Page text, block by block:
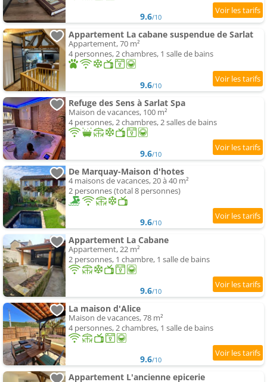
9.6/10
Appartement La cabane suspendue de Sarlat
Appartement, 70 m²
4 personnes, 2 chambres, 1 salle de bains
9.6/10
Refuge des Sens à Sarlat Spa
Maison de vacances, 100 m²
4 personnes, 2 chambres, 2 salles de bains
9.6/10
De Marquay-Maison d'hotes
4 maisons de vacances, 20 à 40 m²
2 personnes (total 8 personnes)
9.6/10
Appartement La Cabane
Appartement, 22 m²
2 personnes, 1 chambre, 1 salle de bains
9.6/10
La maison d'Alice
Maison de vacances, 78 m²
4 personnes, 2 chambres, 1 salle de bains
9.6/10
Appartement L'ancienne epicerie